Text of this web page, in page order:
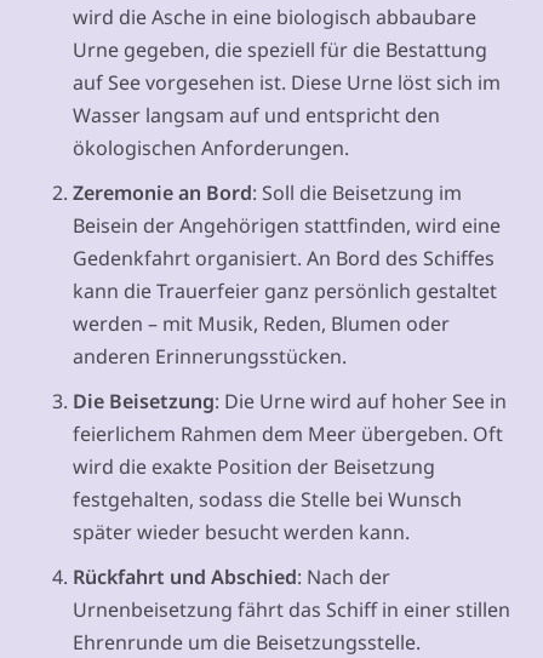
wird die Asche in eine biologisch abbaubare
Urne gegeben, die speziell für die Bestattung
auf See vorgesehen ist. Diese Urne löst sich im
Wasser langsam auf und entspricht den
ökologischen Anforderungen.
Zeremonie an Bord: Soll die Beisetzung im
Beisein der Angehörigen stattfinden, wird eine
Gedenkfahrt organisiert. An Bord des Schiffes
kann die Trauerfeier ganz persönlich gestaltet
werden – mit Musik, Reden, Blumen oder
anderen Erinnerungsstücken.
Die Beisetzung: Die Urne wird auf hoher See in
feierlichem Rahmen dem Meer übergeben. Oft
wird die exakte Position der Beisetzung
festgehalten, sodass die Stelle bei Wunsch
später wieder besucht werden kann.
Rückfahrt und Abschied: Nach der
Urnenbeisetzung fährt das Schiff in einer stillen
Ehrenrunde um die Beisetzungsstelle.